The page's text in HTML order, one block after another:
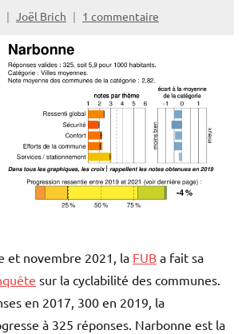
Joël Brich 1 commentaire
et novembre 2021, la FUB a fait sa
sur la cyclabilité des communes.
en 2017, 300 en 2019, la
à 325 réponses. Narbonne est la